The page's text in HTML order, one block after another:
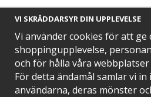
SNABB
VI SKRÄDDARSYR DIN UPPLEVELSE
Vi använder cookies för att
shoppingupplevelse,
och för hålla våra
För detta ändamål samlar vi
användarna, deras mönster